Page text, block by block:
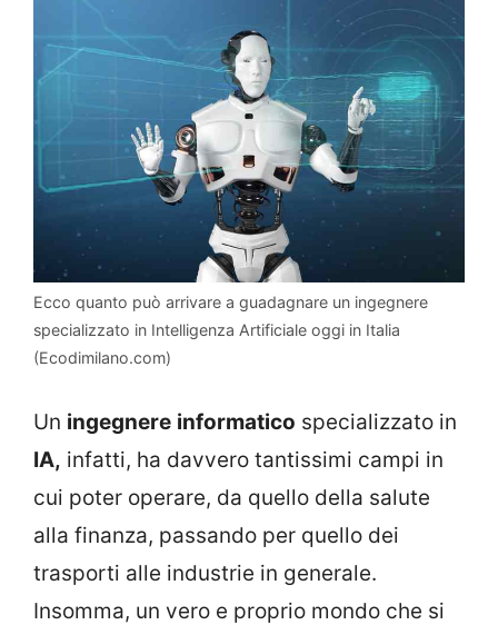
Ecco quanto può arrivare a guadagnare un ingegnere
specializzato in Intelligenza Artificiale oggi in Italia
(Ecodimilano.com)
Un ingegnere informatico specializzato in
IA, infatti, ha davvero tantissimi campi in
cui poter operare, da quello della salute
alla finanza, passando per quello dei
trasporti alle industrie in generale.
Insomma, un vero e proprio mondo che si